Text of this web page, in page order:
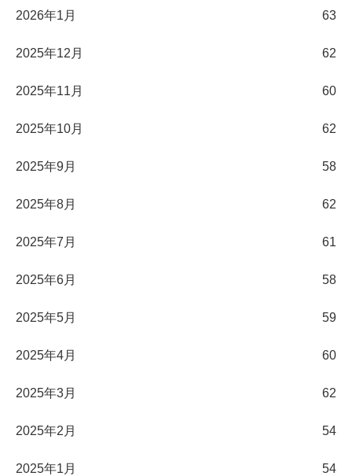
2026年1月 63
2025年12月 62
2025年11月 60
2025年10月 62
2025年9月 58
2025年8月 62
2025年7月 61
2025年6月 58
2025年5月 59
2025年4月 60
2025年3月 62
2025年2月 54
2025年1月 54